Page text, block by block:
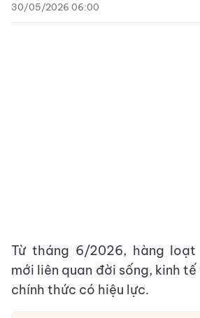
30/05/2026 06:00
Từ tháng 6/2026, hàng
mới liên quan đời sống, kinh
chính thức có hiệu lực.